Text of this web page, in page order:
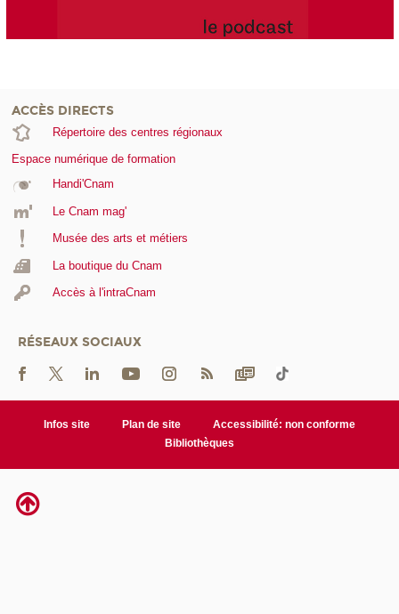
ACCÈS DIRECTS
Répertoire des centres régionaux
Espace numérique de formation
Handi'Cnam
Le Cnam mag'
Musée des arts et métiers
La boutique du Cnam
Accès à l'intraCnam
RÉSEAUX SOCIAUX
Infos site Plan de site
Accessibilité: non conforme
Bibliothèques